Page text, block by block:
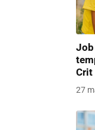
Job
Crit
27